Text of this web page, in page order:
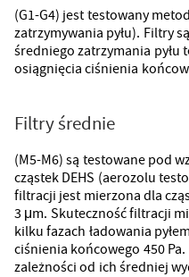
(G1-G4) jest testowany
zatrzymywania pyłu). Filtry
średniego zatrzymania pyłu
osiągnięcia ciśnienia
Filtry średnie
(M5-M6) są testowane pod
cząstek DEHS (aerozolu
filtracji jest mierzona dla
3 μm. Skuteczność filtracji
kilku fazach ładowania
ciśnienia końcowego 450
zależności od ich średniej